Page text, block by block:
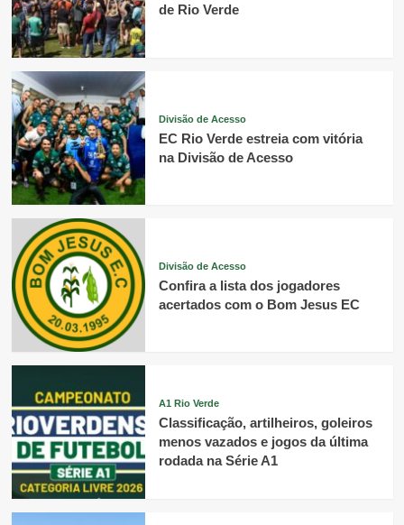
de Rio Verde
Divisão de Acesso
EC Rio Verde estreia com vitória
na Divisão de Acesso
Divisão de Acesso
Confira a lista dos jogadores
acertados com o Bom Jesus EC
A1 Rio Verde
Classificação, artilheiros, goleiros
menos vazados e jogos da última
rodada na Série A1